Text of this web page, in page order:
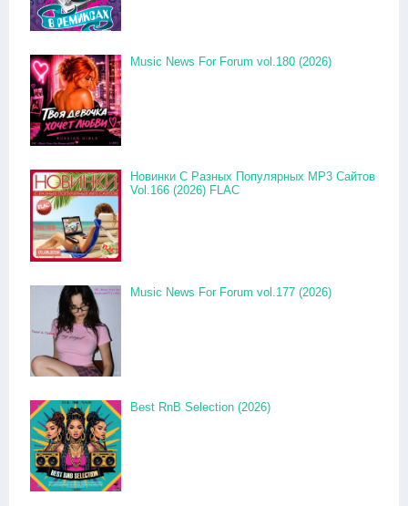
Music News For Forum vol.180 (2026)
Новинки С Разных Популярных MP3 Сайтов
Vol.166 (2026) FLAC
Music News For Forum vol.177 (2026)
Best RnB Selection (2026)